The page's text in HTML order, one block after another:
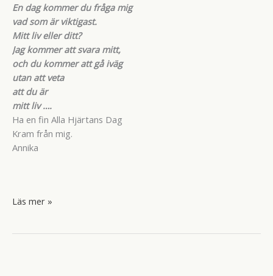
En dag kommer du fråga mig
vad som är viktigast.
Mitt liv eller ditt?
Jag kommer att svara mitt,
och du kommer att gå iväg
utan att veta
att du är
mitt liv ….
Ha en fin Alla Hjärtans Dag
Kram från mig.
Annika
Dagens
Läs mer »